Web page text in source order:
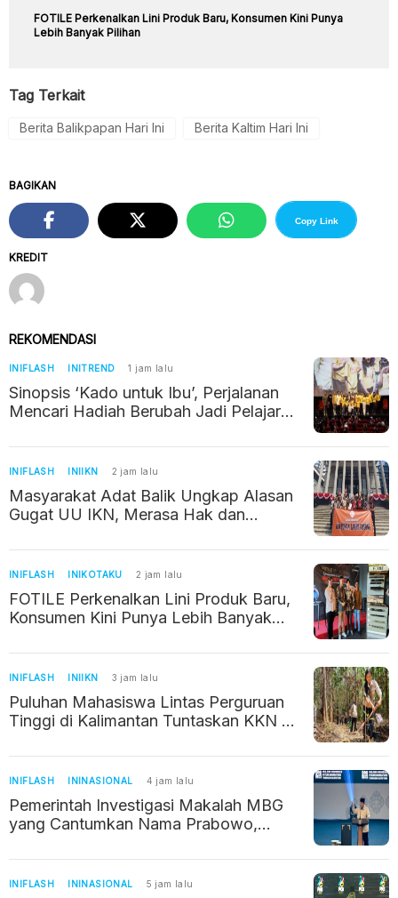
FOTILE Perkenalkan Lini Produk Baru, Konsumen Kini Punya
Lebih Banyak Pilihan
Tag Terkait
Berita Balikpapan Hari Ini Berita Kaltim Hari Ini
KREDIT
BAGIKAN
Copy Link
REKOMENDASI
INIFLASH INITREND 1 jam lalu
Sinopsis ‘Kado untuk Ibu’, Perjalanan
Mencari Hadiah Berubah Jadi Pelajaran
INIFLASH INIIKN 2 jam lalu
Masyarakat Adat Balik Ungkap Alasan
Gugat UU IKN, Merasa Hak dan
INIFLASH INIKOTAKU 2 jam lalu
FOTILE Perkenalkan Lini Produk Baru,
Konsumen Kini Punya Lebih Banyak
INIFLASH INIIKN 3 jam lalu
Puluhan Mahasiswa Lintas Perguruan
Tinggi di Kalimantan Tuntaskan KKN di
INIFLASH ININASIONAL 4 jam lalu
Pemerintah Investigasi Makalah MBG
yang Cantumkan Nama Prabowo,
INIFLASH ININASIONAL 5 jam lalu